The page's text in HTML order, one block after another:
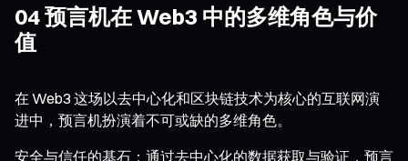
04 预言机在 Web3 中的多维角色与价
值
在 Web3 这场以去中心化和区块链技术为核心的互联网演
进中，预言机扮演着不可或缺的多维角色。
安全与信任的基石：通过去中心化的数据获取与验证，预言